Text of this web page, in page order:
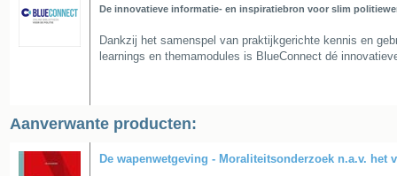
De innovatieve informatie- en inspiratiebron voor slim
Dankzij het samenspel van praktijkgerichte kennis en
learnings en themamodules is BlueConnect dé
Aanverwante producten:
De wapenwetgeving - Moraliteitsonderzoek n.a.v. het